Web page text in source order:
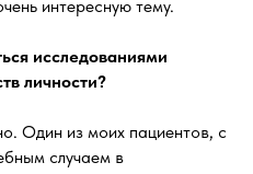
интересную тему.
исследованиями
личности?
Один из моих пациентов, с
случаем в